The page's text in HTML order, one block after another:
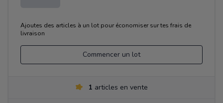
Ajoutes des articles à un lot pour économiser sur tes frais de
livraison
Commencer un lot
1 articles en vente